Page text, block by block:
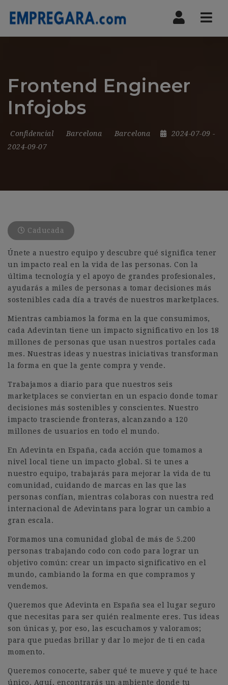
Frontend Engineer
Infojobs
Confidencial Barcelona Barcelona 2024-07-09 -
2024-09-07
Caducada
Únete a nuestro equipo y descubre qué significa tener
un impacto real en la vida de las personas. Con la
última tecnología y el apoyo de grandes profesionales,
ayudarás a miles de personas a tomar decisiones más
sostenibles cada día a través de nuestros marketplaces.
Mientras cambiamos la forma en la que consumimos,
cada Adevintan tiene un impacto significativo en los 18
millones de personas que usan nuestros portales cada
mes. Nuestras ideas y nuestras iniciativas transforman
la forma en que la gente compra y vende.
Trabajamos a diario para que nuestros seis
marketplaces se conviertan en un espacio donde tomar
decisiones más sostenibles y conscientes. Nuestro
impacto trasciende fronteras, alcanzando a 120
millones de usuarios en todo el mundo.
En Adevinta en España, cada acción que tomamos a
nivel local tiene un impacto global. Si te unes a
nuestro equipo, trabajarás para mejorar la vida de tu
comunidad, cuidando de marcas en las que las
personas confían, mientras colaboras con nuestra red
internacional de Adevintans para lograr un cambio a
gran escala.
Formamos una comunidad global de más de 5.200
personas trabajando codo con codo para lograr un
objetivo común: crear un impacto significativo en el
mundo, cambiando la forma en que compramos y
vendemos.
Queremos que Adevinta en España sea el lugar seguro
que necesitas para ser quién realmente eres. Tus ideas
son únicas y, por eso, las escuchamos y valoramos;
para que puedas brillar y dar lo mejor de ti en cada
momento.
Queremos conocerte, saber qué te mueve y qué te hace
único. Aquí, encontrarás un ambiente donde tu